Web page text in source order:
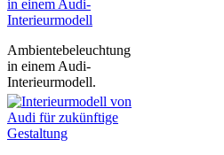
Ambientebeleuchtung
in einem Audi-
Interieurmodell.